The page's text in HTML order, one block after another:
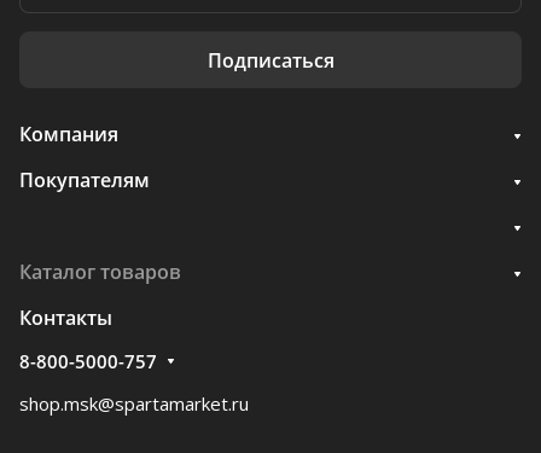
Подписаться
Компания
Покупателям
Каталог товаров
Контакты
8-800-5000-757
shop.msk@spartamarket.ru